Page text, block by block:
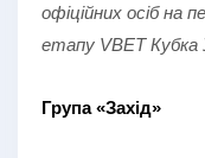
офіційних осіб на
етапу VBET Кубка
Група «Захід»